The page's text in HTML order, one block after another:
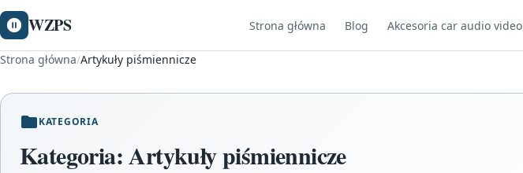
WZPS Strona główna Blog Akcesoria car audio video
Strona główna/Artykuły piśmiennicze
KATEGORIA
Kategoria:Artykuły piśmiennicze